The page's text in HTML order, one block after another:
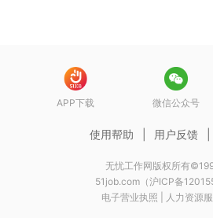
APP下载 微信公众号
使用帮助 用户反馈
无忧工作网版权所有
51job.com（沪ICP备
电子营业执照
人力资源